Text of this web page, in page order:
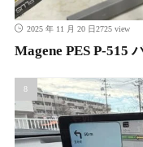
2025 年 11 月 20 日2725 view
Magene PES P-515